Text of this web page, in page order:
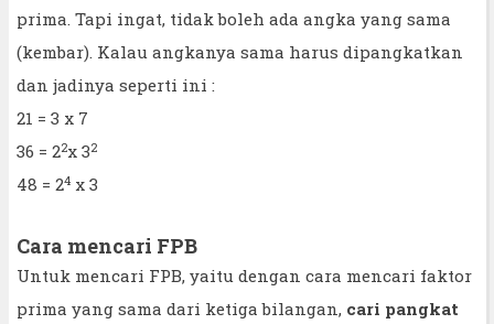
prima. Tapi ingat, tidak boleh ada angka yang sama
(kembar). Kalau angkanya sama harus dipangkatkan
dan jadinya seperti ini :
21 = 3 x 7
36 = 22x 32
48 = 24 x 3
Cara mencari FPB
Untuk mencari FPB, yaitu dengan cara mencari faktor
prima yang sama dari ketiga bilangan, cari pangkat